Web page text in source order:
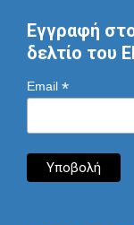
Εγγραφή
δελτίο του
Email *